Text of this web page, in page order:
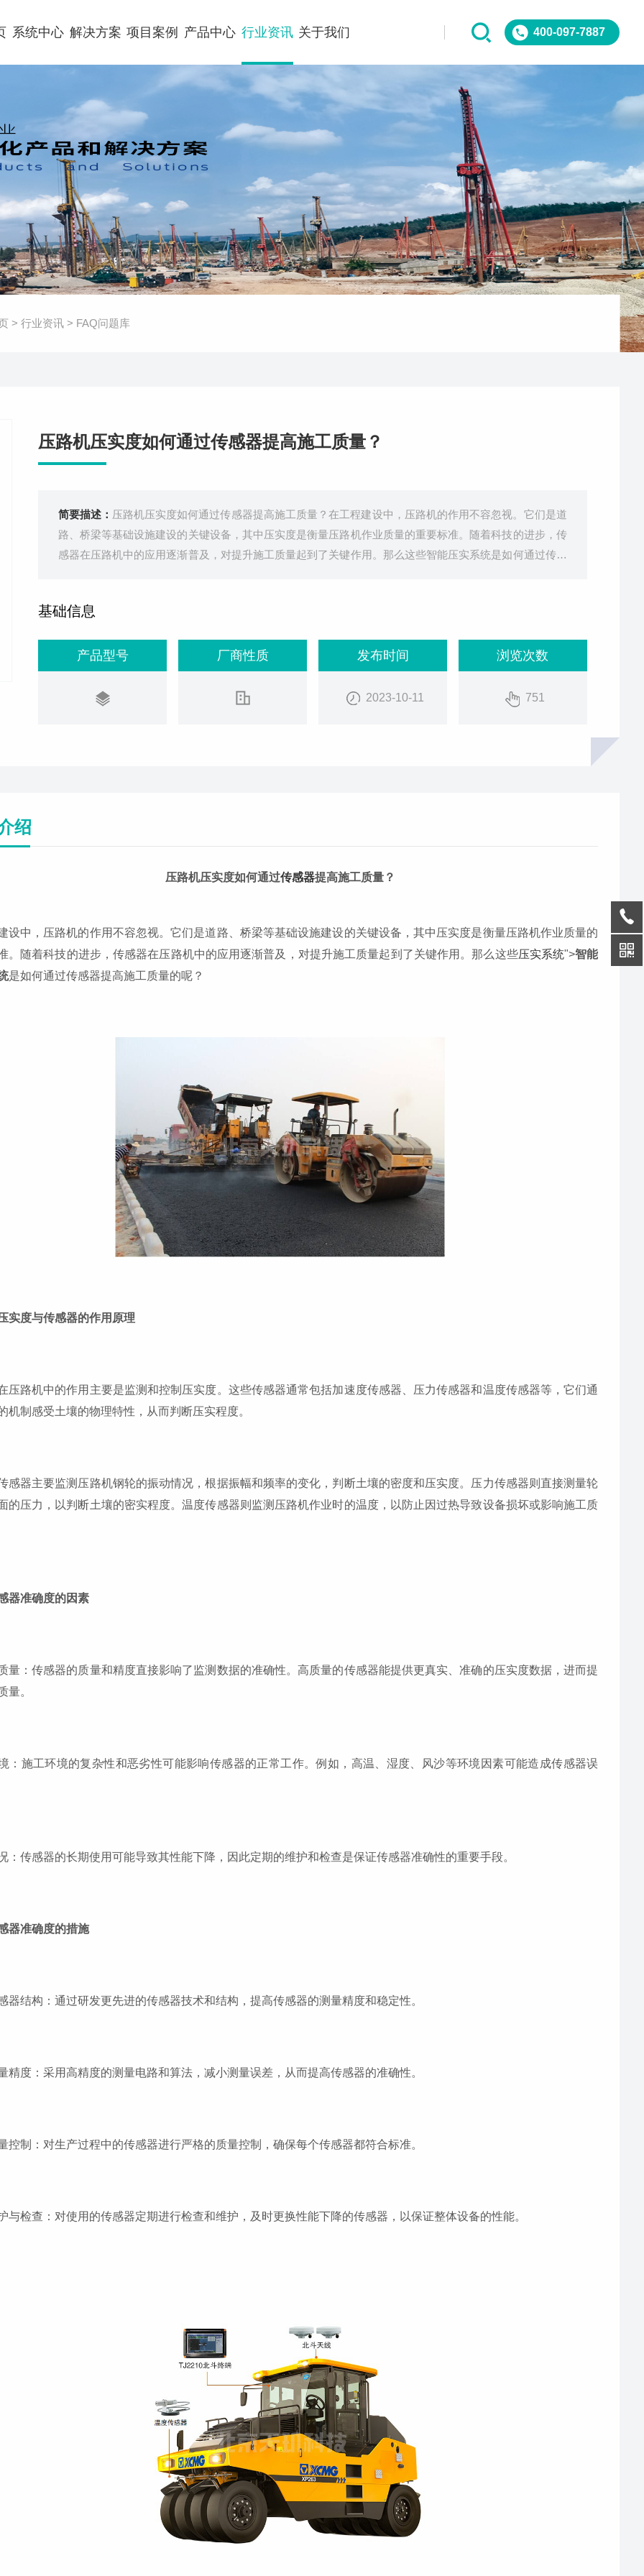
400-097-7887
系统中心 解决方案 项目案例 产品中心 行业资讯 关于我们
> 行业资讯> FAQ问题库
压路机压实度如何通过传感器提高施工质量？
简要描述： 压路机压实度如何通过传感器提高施工质量？在工程建设中，压路机的作用不容忽视。它们是道
路、桥梁等基础设施建设的关键设备，其中压实度是衡量压路机作业质量的重要标准。随着科技的进步，传
感器在压路机中的应用逐渐普及，对提升施工质量起到了关键作用。那么这些智能压实系统是如何通过传感
基础信息
产品型号 厂商性质 发布时间
2023-10-11
浏览次数
751
绍
压路机压实度如何通过传感器提高施工质量？
设中，压路机的作用不容忽视。它们是道路、桥梁等基础设施建设的关键设备，其中压实度是衡量压路机作业质量的
。随着科技的进步，传感器在压路机中的应用逐渐普及，对提升施工质量起到了关键作用。那么这些压实系统">智能
是如何通过传感器提高施工质量的呢？
实度与传感器的作用原理
压路机中的作用主要是监测和控制压实度。这些传感器通常包括加速度传感器、压力传感器和温度传感器等，它们通
机制感受土壤的物理特性，从而判断压实程度。
感器主要监测压路机钢轮的振动情况，根据振幅和频率的变化，判断土壤的密度和压实度。压力传感器则直接测量轮
的压力，以判断土壤的密实程度。温度传感器则监测压路机作业时的温度，以防止因过热导致设备损坏或影响施工质
器准确度的因素
量：传感器的质量和精度直接影响了监测数据的准确性。高质量的传感器能提供更真实、准确的压实度数据，进而提
量。
：施工环境的复杂性和恶劣性可能影响传感器的正常工作。例如，高温、湿度、风沙等环境因素可能造成传感器误
：传感器的长期使用可能导致其性能下降，因此定期的维护和检查是保证传感器准确性的重要手段。
器准确度的措施
器结构：通过研发更先进的传感器技术和结构，提高传感器的测量精度和稳定性。
精度：采用高精度的测量电路和算法，减小测量误差，从而提高传感器的准确性。
控制：对生产过程中的传感器进行严格的质量控制，确保每个传感器都符合标准。
与检查：对使用的传感器定期进行检查和维护，及时更换性能下降的传感器，以保证整体设备的性能。